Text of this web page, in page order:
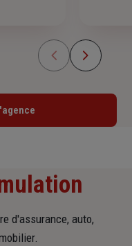
d'assurance, auto,